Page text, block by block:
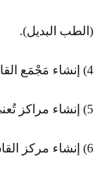
(الطب البديل).
4) إنشاء مَجْمَع القاسمي للغة العربية.
5) إنشاء مراكز تُعنى بالأسرة والطفولة المبكرة وأدب الأطفال.
6) إنشاء مركز القاسمي للبحوث العلمية.